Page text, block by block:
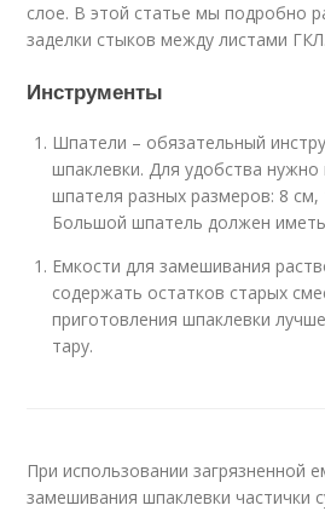
слое. В этой статье мы подробно
заделки стыков между листами ГКЛ.
Инструменты
Шпатели – обязательный
шпаклевки. Для удобства
шпателя разных размеров: 8 см,
Большой шпатель должен
Емкости для замешивания
содержать остатков старых
приготовления шпаклевки
тару.
При использовании загрязненной
замешивания шпаклевки частички